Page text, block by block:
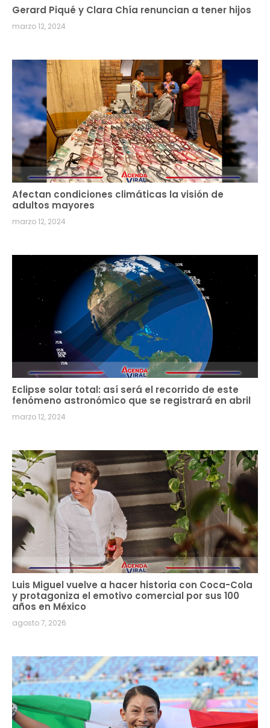
Gerard Piqué y Clara Chía renuncian a tener hijos
marzo 12, 2024
Afectan condiciones climáticas la visión de
adultos mayores
marzo 12, 2024
Eclipse solar total: así será el recorrido de este
fenómeno astronómico que se registrará en abril
marzo 12, 2024
Luis Miguel vuelve a hacer historia con Coca-Cola
y protagoniza el emotivo comercial por sus 100
años en México
agosto 7, 2026